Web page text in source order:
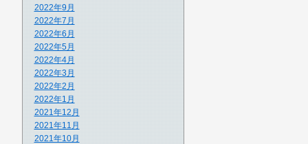
2022年9月
2022年7月
2022年6月
2022年5月
2022年4月
2022年3月
2022年2月
2022年1月
2021年12月
2021年11月
2021年10月